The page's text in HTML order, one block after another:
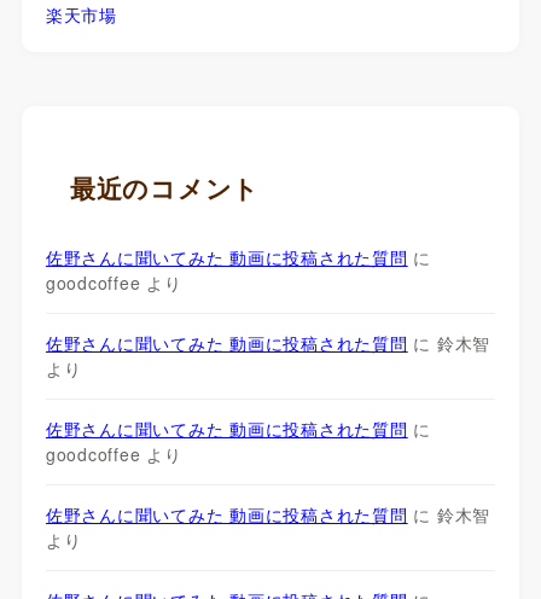
楽天市場
最近のコメント
佐野さんに聞いてみた 動画に投稿された質問 に
goodcoffee より
佐野さんに聞いてみた 動画に投稿された質問 に 鈴木智
より
佐野さんに聞いてみた 動画に投稿された質問 に
goodcoffee より
佐野さんに聞いてみた 動画に投稿された質問 に 鈴木智
より